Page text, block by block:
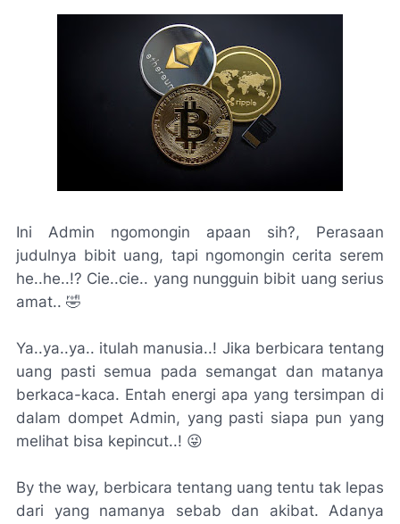
Ini Admin ngomongin apaan sih?, Perasaan
judulnya bibit uang, tapi ngomongin cerita serem
he..he..!? Cie..cie.. yang nungguin bibit uang serius
amat.. 🤣
Ya..ya..ya.. itulah manusia..! Jika berbicara tentang
uang pasti semua pada semangat dan matanya
berkaca-kaca. Entah energi apa yang tersimpan di
dalam dompet Admin, yang pasti siapa pun yang
melihat bisa kepincut..! 😜
By the way, berbicara tentang uang tentu tak lepas
dari yang namanya sebab dan akibat. Adanya